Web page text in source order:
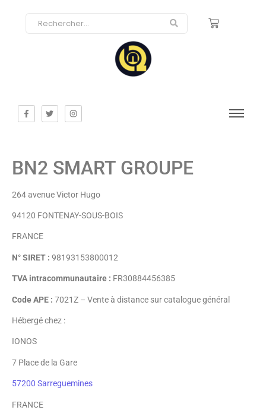
BN2 SMART GROUPE
264 avenue Victor Hugo
94120 FONTENAY-SOUS-BOIS
FRANCE
N° SIRET : 98193153800012
TVA intracommunautaire : FR30884456385
Code APE : 7021Z – Vente à distance sur catalogue général
Hébergé chez :
IONOS
7 Place de la Gare
57200 Sarreguemines
FRANCE